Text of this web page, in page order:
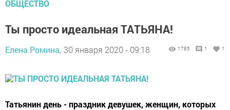
ОБЩЕСТВО
Ты просто идеальная ТАТЬЯНА!
Елена Ромина, 30 января 2020 - 09:18 1785 1 1
Татьянин день - праздник девушек, женщин, которых